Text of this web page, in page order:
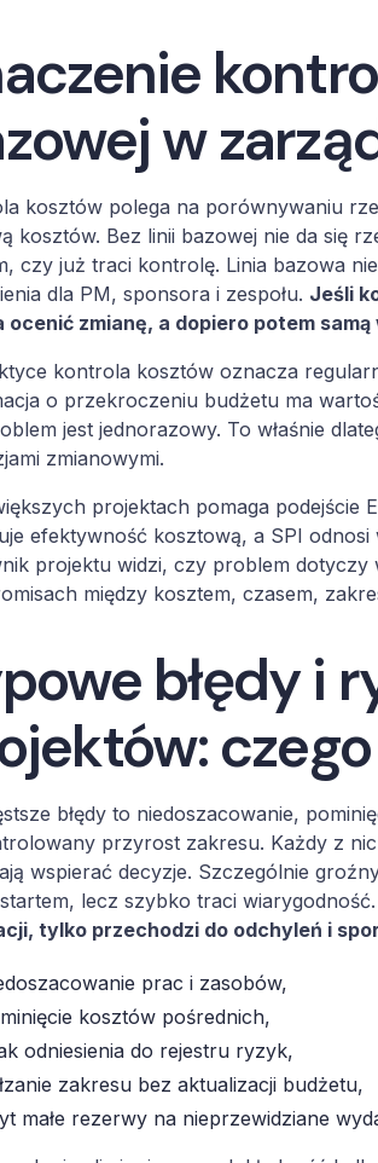
w
kosztów polega na porównywaniu
kosztów. Bez linii bazowej nie da się
czy już traci kontrolę. Linia bazowa
dla PM, sponsora i zespołu. Jeśli
ocenić zmianę, a dopiero potem
kontrola kosztów oznacza
o przekroczeniu budżetu ma
jest jednorazowy. To właśnie
zmianowymi.
projektach pomaga podejście
efektywność kosztową, a SPI
projektu widzi, czy problem dotyczy
między kosztem, czasem,
błędy i
błędy to niedoszacowanie,
przyrost zakresu. Każdy z
wspierać decyzje. Szczególnie
lecz szybko traci wiarygodność.
tylko przechodzi do odchyleń i
prac i zasobów,
kosztów pośrednich,
odniesienia do rejestru ryzyk,
zakresu bez aktualizacji budżetu,
małe rezerwy na nieprzewidziane